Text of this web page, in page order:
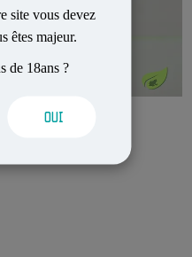
site vous devez
êtes majeur.
de 18ans ?
OUI